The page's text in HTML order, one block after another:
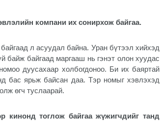
компани их сонирхож байгаа.
л асуудал байна. Уран бүтээл хийхэд
байж байгаад маргааш нь гэнэт олон хуудас
дуусахаар холбогдоноо. Би их баяртай
бас ярьж байсан даа. Тэр номыг хэвлэхэд
өгч туслаарай.
кинонд тоглож байгаа жүжигчдийг танд